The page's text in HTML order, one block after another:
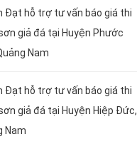
Đạt hỗ trợ tư vấn báo giá thi
giả đá tại Huyện Phước
Nam
Đạt hỗ trợ tư vấn báo giá thi
giả đá tại Huyện Hiệp Đức,
Nam